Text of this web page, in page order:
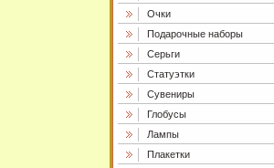
Очки
Подарочные наборы
Серьги
Статуэтки
Сувениры
Глобусы
Лампы
Плакетки